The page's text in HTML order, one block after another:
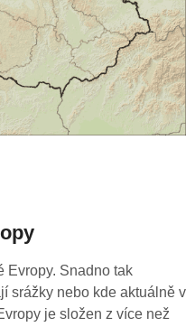
Evropy. Snadno tak
srážky nebo kde aktuálně v
je složen z více než